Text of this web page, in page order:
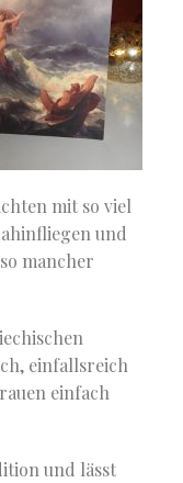
mit so viel
und
mancher
einfallsreich
einfach
und lässt